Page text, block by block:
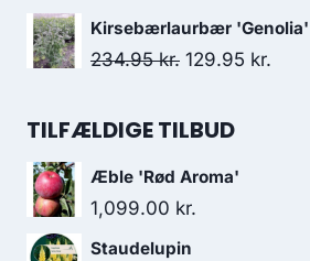
Kirsebærlaurbær 'Genolia'
234.95kr. Den
pris
234.95 kr..
129.95 kr.
TILFÆLDIGE TILBUD
Æble 'Rød Aroma'
1,099.00 kr.
Staudelupin